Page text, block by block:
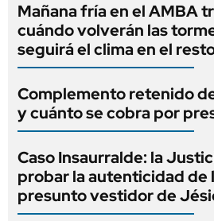
Mañana fría en el AMBA
cuándo volverán las
seguirá el clima en el
Complemento retenido
y cuánto se cobra por
Caso Insaurralde: la
probar la autenticidad de
presunto vestidor de